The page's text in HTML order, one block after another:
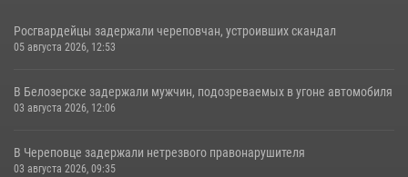
Росгвардейцы задержали череповчан, устроивших скандал
05 августа 2026, 12:53
В Белозерске задержали мужчин, подозреваемых в угоне автомобиля
03 августа 2026, 12:06
В Череповце задержали нетрезвого правонарушителя
03 августа 2026, 09:35